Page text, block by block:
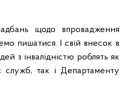
щодо впровадження
пишатися. І свій внесок в
з інвалідністю роблять як
служб, так і Департаменту